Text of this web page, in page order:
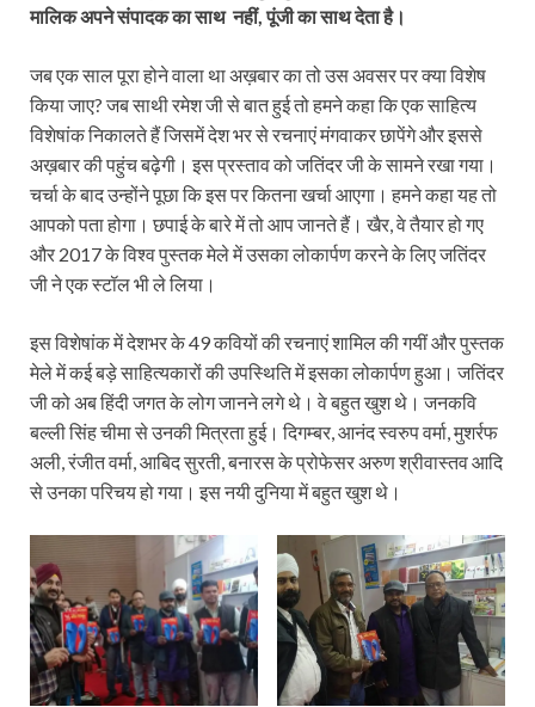
मालिक अपने संपादक का साथ नहीं, पूंजी का साथ देता है।
जब एक साल पूरा होने वाला था अख़बार का तो उस अवसर पर क्या विशेष
किया जाए? जब साथी रमेश जी से बात हुई तो हमने कहा कि एक साहित्य
विशेषांक निकालते हैं जिसमें देश भर से रचनाएं मंगवाकर छापेंगे और इससे
अख़बार की पहुंच बढ़ेगी। इस प्रस्ताव को जतिंदर जी के सामने रखा गया।
चर्चा के बाद उन्होंने पूछा कि इस पर कितना खर्चा आएगा। हमने कहा यह तो
आपको पता होगा। छपाई के बारे में तो आप जानते हैं। खैर, वे तैयार हो गए
और 2017 के विश्व पुस्तक मेले में उसका लोकार्पण करने के लिए जतिंदर
जी ने एक स्टॉल भी ले लिया।
इस विशेषांक में देशभर के 49 कवियों की रचनाएं शामिल की गयीं और पुस्तक
मेले में कई बड़े साहित्यकारों की उपस्थिति में इसका लोकार्पण हुआ। जतिंदर
जी को अब हिंदी जगत के लोग जानने लगे थे। वे बहुत खुश थे। जनकवि
बल्ली सिंह चीमा से उनकी मित्रता हुई। दिगम्बर, आनंद स्वरुप वर्मा, मुशर्रफ
अली, रंजीत वर्मा, आबिद सुरती, बनारस के प्रोफेसर अरुण श्रीवास्तव आदि
से उनका परिचय हो गया। इस नयी दुनिया में बहुत खुश थे।